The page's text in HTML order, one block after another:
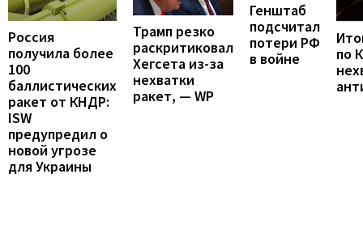
Россия
получила более
100
баллистических
ракет от КНДР:
ISW
предупредил о
новой угрозе
для Украины
Трамп резко
раскритиковал
Хегсета из-за
нехватки
ракет, — WP
Генштаб
подсчитал
потери РФ
в войне
по